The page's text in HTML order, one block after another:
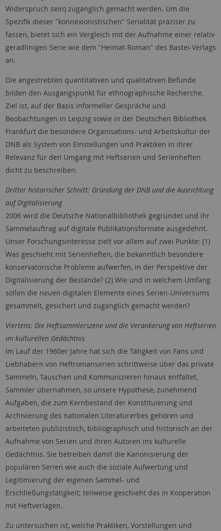
Widerspruch sein) zugänglich gemacht werden. Um die
Spezifik dieser "konnexionistischen" Serialität präziser zu
fassen, bietet sich ein Vergleich mit der Aufnahme einer relativ
geradlinigen Serie wie dem "Heimat-Roman" des Bastei-Verlags
an.
Die angestrebten quantitativen und qualitativen Befunde
bilden den Ausgangspunkt für ethnographische Recherche.
Ziel ist, auf der Basis informeller Gespräche und
Beobachtungen in Leipzig sowie in der Deutschen Bibliothek
Frankfurt die besondere Organisations- und Arbeitskultur der
DNB als System von Einstellungen und Praktiken in ihrer
Relevanz für den Umgang mit Heftserien und Serienheften
dicht zu beschreiben.
Dritter historischer Schnitt: Gründung der DNB und die Ausrichtung
auf Digitalisierung
2006 wird die Deutsche Nationalbibliothek gegründet und ihr
Sammelauftrag auf digitale Publikationsformate ausgedehnt.
Unser Forschungsinteresse zielt vor allem auf zwei Punkte: (1)
Was geschieht mit Serienheften, die bekanntlich besondere
konservatorische Probleme aufwerfen, in der Perspektive der
Digitalisierung der Bestände? (2) Wie und in welchem Umfang
sollen die neuen digitalen Elemente eines Serien-Universums
gesammelt, gesichert und zugänglich gemacht werden?
Viertens: Die Heftsammlerszene und die Verankerung von Heftserien
im kulturellen Gedächtnis
Im Lauf der 1960er Jahre hat sich die Tätigkeit von Fans und
Liebhabern von Heftromanserien schrittweise über das private
Sammeln, Tauschen und Kommunizieren hinaus entfaltet.
Sammler übernahmen, so unsere Hypothese, zunehmend
Aufgaben, die zum Kernbestand der Konstituierung und
Archivierung des nationalen Literaturerbes gehören und
arbeiteten publizistisch, bibliographisch und historisch an der
Aufnahme von Serien und ihren Autoren ins kulturelle
Gedächtnis. Sie betreiben damit die Kanonisierung der
populären Serien wie auch die soziale Aufwertung und
Legitimierung der eigenen Sammel- und
Erschließungstätigkeit; teilweise geschieht das in Kooperation
mit Heftverlagen.
Zu untersuchen ist, welche Praktiken, Vorstellungen und